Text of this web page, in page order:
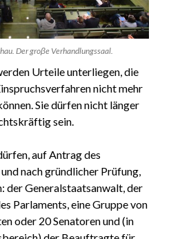
Der groβe Verhandlungssaal.
Urteile unterliegen, die
nicht mehr
Sie dürfen nicht länger
sein.
auf Antrag des
nach gründlicher Prüfung,
der Generalstaatsanwalt, der
Parlaments, eine Gruppe von
oder 20 Senatoren und (in